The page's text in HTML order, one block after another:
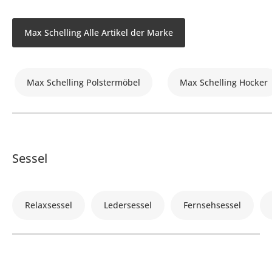
Max Schelling Alle Artikel der Marke
Max Schelling Polstermöbel Max Schelling Hocker
Sessel
Relaxsessel Ledersessel Fernsehsessel